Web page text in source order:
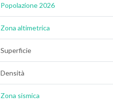
Popolazione 2026
Zona altimetrica
Superficie
Densità
Zona sismica